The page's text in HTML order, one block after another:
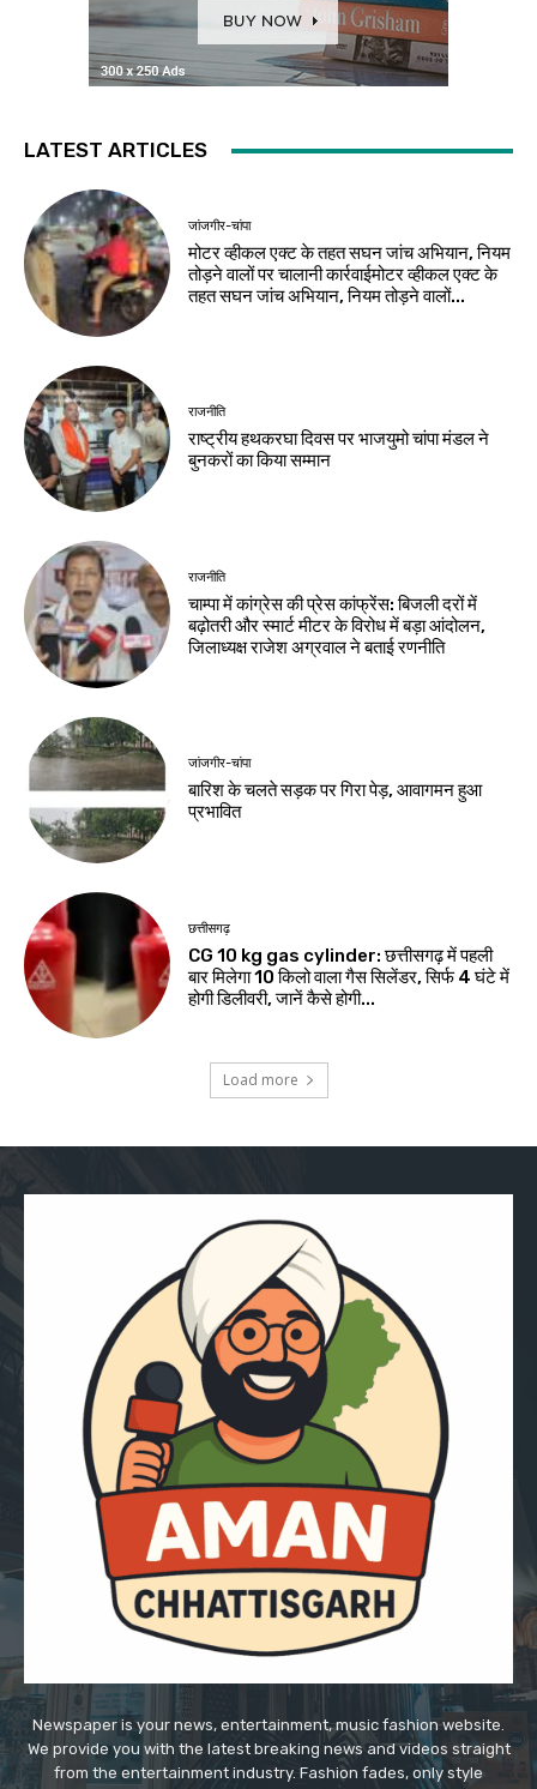
LATEST ARTICLES
जांजगीर-चांपा
मोटर व्हीकल एक्ट के तहत सघन जांच अभियान, नियम
तोड़ने वालों पर चालानी कार्रवाईमोटर व्हीकल एक्ट के
तहत सघन जांच अभियान, नियम तोड़ने वालों...
राजनीति
राष्ट्रीय हथकरघा दिवस पर भाजयुमो चांपा मंडल ने
बुनकरों का किया सम्मान
राजनीति
चाम्पा में कांग्रेस की प्रेस कांफ्रेंस: बिजली दरों में
बढ़ोतरी और स्मार्ट मीटर के विरोध में बड़ा आंदोलन,
जिलाध्यक्ष राजेश अग्रवाल ने बताई रणनीति
जांजगीर-चांपा
बारिश के चलते सड़क पर गिरा पेड़, आवागमन हुआ
प्रभावित
छत्तीसगढ़
CG 10 kg gas cylinder: छत्तीसगढ़ में पहली
बार मिलेगा 10 किलो वाला गैस सिलेंडर, सिर्फ 4 घंटे में
होगी डिलीवरी, जानें कैसे होगी...
Load more
Newspaper is your news, entertainment, music fashion website.
We provide you with the latest breaking news and videos straight
from the entertainment industry. Fashion fades, only style